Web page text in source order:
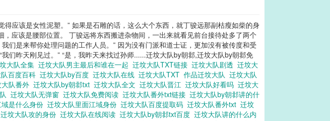
应该是女性泥塑。” 如果是石雕的话，这么大个东西，就丁骏远那副枯瘦如柴的身
应该是腰部位置。 丁骏远将东西搬进杂物间，一出来就看见前台接待处多了两个
们是来帮你处理问题的工作人员。” 因为没有门派和道士证，更加没有被传度和受
们昨天刚见过。” “是，我昨天来找过孙师......迁坟大队by朝邶,迁坟大队by朝邶免
大队全集 迁坟大队男主最后和谁在一起 迁坟大队TXT链接 迁坟大队剧透 迁坟大
百度百科 迁坟大队by百度 迁坟大队在线 迁坟大队TXT 作品迁坟大队 迁坟大队
队番外 迁坟大队by朝邶txt 迁坟大队全文 迁坟大队晋江 迁坟大队好看吗 迁坟大
迁坟大队无弹窗 迁坟大队免费阅读 迁坟大队番外txt链接 迁坟大队by朝邶讲的什
是什么身份 迁坟大队里面江域身份 迁坟大队百度提取码 迁坟大队番外txt 迁坟
迁坟大队攻的身份 迁坟大队在线阅读 迁坟大队by朝邶txt百度 迁坟大队讲的什么内